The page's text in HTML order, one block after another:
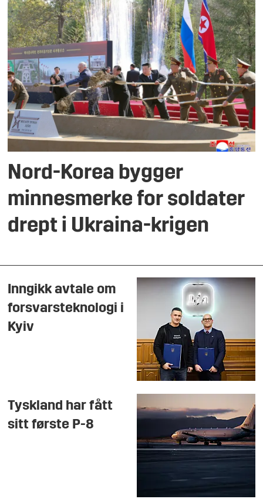
Nord-Korea bygger
minnesmerke for soldater
drept i Ukraina-krigen
Inngikk avtale om
forsvarsteknologi i
Kyiv
Tyskland har fått
sitt første P-8